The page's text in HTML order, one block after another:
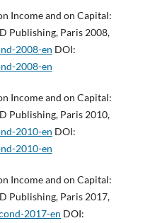
Income and on Capital:
Publishing, Paris 2008,
2008-en DOI:
2008-en
Income and on Capital:
Publishing, Paris 2010,
2010-en DOI:
2010-en
Income and on Capital:
Publishing, Paris 2017,
2017-en DOI: